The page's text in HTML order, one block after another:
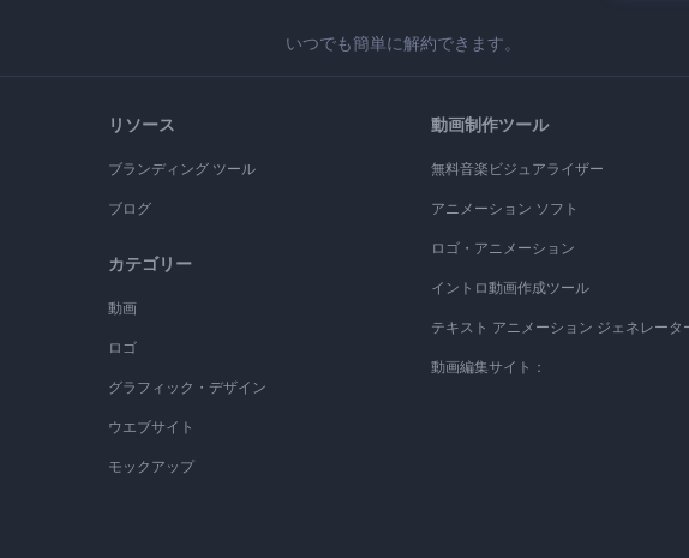
いつでも簡単に解約できます。
リソース
ブランディング ツール
ブログ
カテゴリー
動画
ロゴ
グラフィック・デザイン
ウエブサイト
モックアップ
動画制作ツール
無料音楽ビジュアライザー
アニメーション ソフト
ロゴ・アニメーション
イントロ動画作成ツール
テキスト アニメーション ジェネレータ
動画編集サイト：